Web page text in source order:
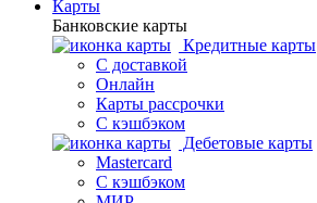
Карты
Банковские карты
Кредитные карты
С доставкой
Онлайн
Карты рассрочки
С кэшбэком
Дебетовые карты
Mastercard
С кэшбэком